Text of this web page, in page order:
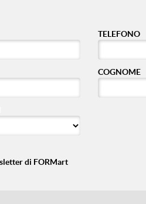
TELEFONO
COGNOME
di FORMart